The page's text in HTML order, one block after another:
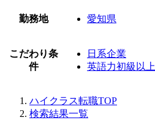
勤務地 愛知県
こだわり条
件
日系企業
英語力初級以上
ハイクラス転職TOP
検索結果一覧